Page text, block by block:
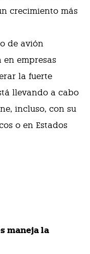
crecimiento más
de avión
empresas
la fuerte
llevando a cabo
incluso, con su
o en Estados
maneja la